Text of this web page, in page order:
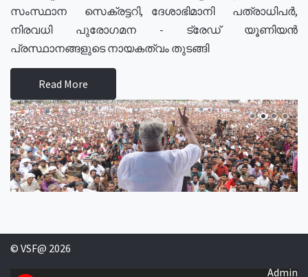
സംസ്ഥാന സെക്രട്ടറി, ദേശാഭിമാനി പത്രാധിപർ,
നിരവധി പുരോഗമന - ട്രേഡ് യൂണിയൻ
പ്രസ്ഥാനങ്ങളുടെ നായകത്വം തുടങ്ങി
Read More
© VSF@ 2026
Admin